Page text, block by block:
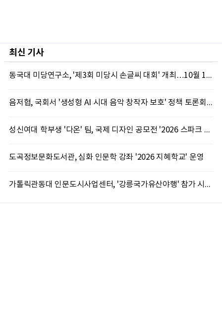
최신 기사
동국대 미당연구소, '제3회 미당시 손글씨 대회' 개최…10월 12일까지 접수
음저협, 국회서 '생성형 AI 시대 음악 창작자 보호' 정책 토론회 10일 개최
성신여대 학부생 '다온' 팀, 국제 디자인 공모전 '2026 스파크 어워드' 동상 수상
도곡정보문화도서관, 심화 인문학 강좌 '2026 지혜학교' 운영
가톨릭관동대 인문도시사업센터, '강릉국가유산야행' 참가 시민 15명 모집